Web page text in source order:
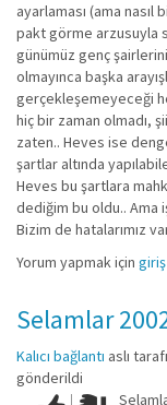
ayarlaması (ama
pakt görme arzusuyla
günümüz genç
olmayınca başka
gerçekleşemeyeceği
hiç bir zaman olmadı,
zaten.. Heves ise
şartlar altında
Heves bu şartlara
dediğim bu oldu.. Ama
Bizim de hatalarımız
Yorum yapmak için giriş
Selamlar
Kalıcı bağlantı aslı
gönderildi